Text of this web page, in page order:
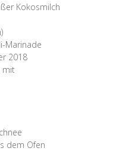
Kokosmilch
Marinade
2018
mit
dem Ofen